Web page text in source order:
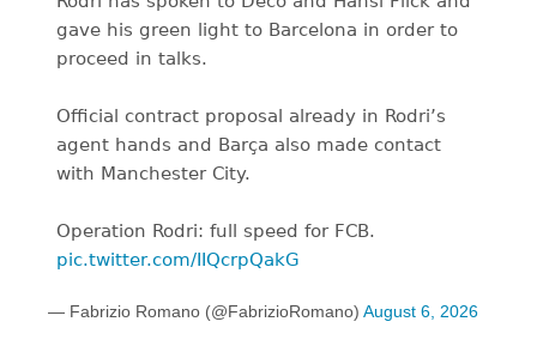
gave his green light to Barcelona in order to
proceed in talks.
Official contract proposal already in Rodri’s
agent hands and Barça also made contact
with Manchester City.
Operation Rodri: full speed for FCB.
pic.twitter.com/IIQcrpQakG
— Fabrizio Romano (@FabrizioRomano) August 6, 2026